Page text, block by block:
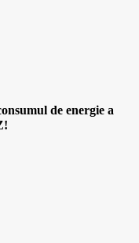
de energie a